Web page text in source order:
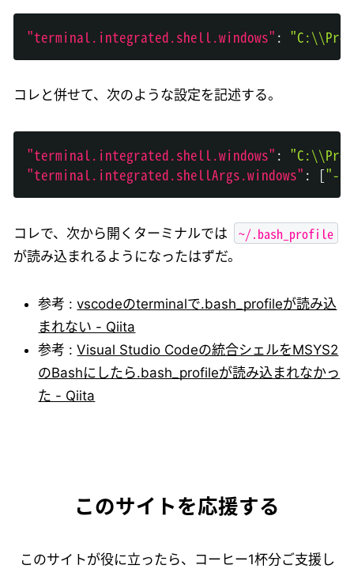
"terminal.integrated.shell.windows" :
コレと併せて、次のような設定を記述する。
"terminal.integrated.shell.windows" :
"terminal.integrated.shellArgs.windows" : ["-l"
コレで、次から開くターミナルでは ~/.bash_profile
が読み込まれるようになったはずだ。
参考 :vscodeのterminalで.bash_profileが読み込
まれない - Qiita
参考 :Visual Studio Codeの統合シェルをMSYS2
のBashにしたら.bash_profileが読み込まれなかっ
た - Qiita
このサイトを応援する
このサイトが役に立ったら、コーヒー1杯分ご支援し